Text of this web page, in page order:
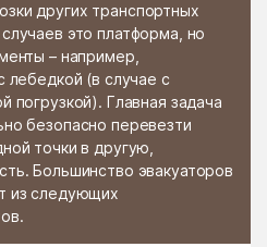
других транспортных
это платформа, но
– например,
лебедкой (в случае с
погрузкой). Главная задача
безопасно перевезти
точки в другую,
Большинство эвакуаторов
из следующих